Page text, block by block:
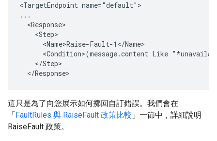
<TargetEndpoint name="default">
...
  <Response>
    <Step>
      <Name>Raise-Fault-1</Name>
<Condition>(message.content Like
    </Step>
  </Response>
這只是為了向您展示如何擲回自訂錯誤。我們會在
「FaultRules 與 RaiseFault 政策比較 」一節中，詳細說明
RaiseFault 政策。